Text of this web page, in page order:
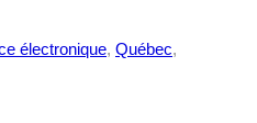
électronique, Québec,